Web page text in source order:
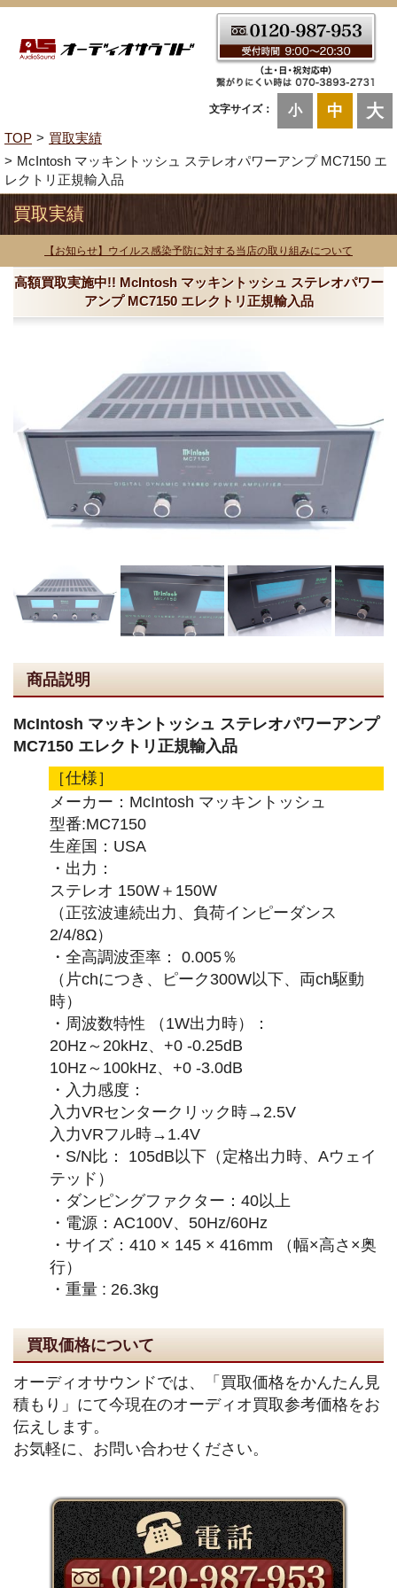
文字サイズ： 小 中 大
TOP
買取実績
McIntosh マッキントッシュ ステレオパワーアンプ MC7150 エ
レクトリ正規輸入品
買取実績
【お知らせ】ウイルス感染予防に対する当店の取り組みについて
高額買取実施中!! McIntosh マッキントッシュ ステレオパワー
アンプ MC7150 エレクトリ正規輸入品
商品説明
McIntosh マッキントッシュ ステレオパワーアンプ
MC7150 エレクトリ正規輸入品
［仕様］
メーカー：McIntosh マッキントッシュ
型番:MC7150
生産国：USA
・出力：
ステレオ 150W＋150W
（正弦波連続出力、負荷インピーダンス
2/4/8Ω）
・全高調波歪率： 0.005％
（片chにつき、ピーク300W以下、両ch駆動
時）
・周波数特性 （1W出力時）：
20Hz～20kHz、+0 -0.25dB
10Hz～100kHz、+0 -3.0dB
・入力感度：
入力VRセンタークリック時→2.5V
入力VRフル時→1.4V
・S/N比： 105dB以下（定格出力時、Aウェイ
テッド）
・ダンピングファクター：40以上
・電源：AC100V、50Hz/60Hz
・サイズ：410 × 145 × 416mm （幅×高さ×奥
行）
・重量 : 26.3kg
買取価格について
オーディオサウンドでは、「買取価格をかんたん見
積もり」にて今現在のオーディオ買取参考価格をお
伝えします。
お気軽に、お問い合わせください。